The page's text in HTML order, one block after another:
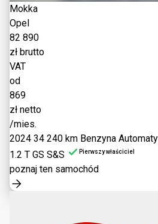
Mokka
Opel
82 890
zł brutto
VAT
od
869
zł netto
/mies.
2024 34 240 km Benzyna
1.2 T GS S&S
Pierwszy właściciel
poznaj ten samochód